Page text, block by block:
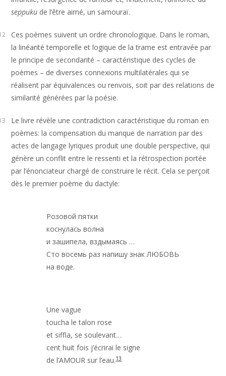
seppuku de l’être aimé, un samouraï.
Ces poèmes suivent un ordre chronologique. Dans le roman,
la linéarité temporelle et logique de la trame est entravée par
le principe de secondarité – caractéristique des cycles de
poèmes – de diverses connexions multilatérales qui se
réalisent par équivalences ou renvois, soit par des relations de
similarité générées par la poésie.
Le livre révèle une contradiction caractéristique du roman en
poèmes: la compensation du manque de narration par des
actes de langage lyriques produit une double perspective, qui
génère un conflit entre le ressenti et la rétrospection portée
par l’énonciateur chargé de construire le récit. Cela se perçoit
dès le premier poème du dactyle:
Розовой пятки
коснулась волна
и зашипела, вздымаясь …
Сто восемь раз напишу знак ЛЮБОВЬ
на воде.
Une vague
toucha le talon rose
et siffla, se soulevant…
cent huit fois j’écrirai le signe
de l’AMOUR sur l’eau.13